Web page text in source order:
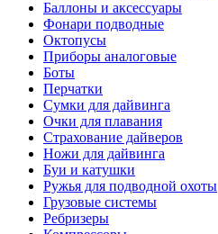
Баллоны и аксессуары
Фонари подводные
Октопусы
Приборы аналоговые
Боты
Перчатки
Сумки для дайвинга
Очки для плавания
Страхование дайверов
Ножи для дайвинга
Буи и катушки
Ружья для подводной охоты
Грузовые системы
Ребризеры